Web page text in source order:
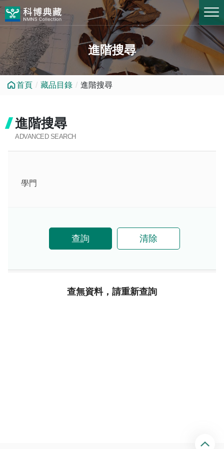
進階搜尋
首頁 藏品目錄 進階搜尋
進階搜尋
ADVANCED SEARCH
學門
查詢 清除
查無資料，請重新查詢
回
頂
端